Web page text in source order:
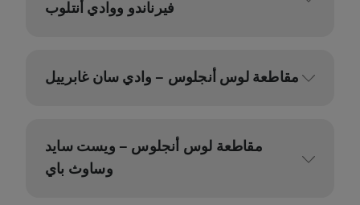
فيرناندو ووادي أنتلوب
مقاطعة لوس أنجلوس – وادي سان غابرييل
مقاطعة لوس أنجلوس – ويست سايد
وساوث باي